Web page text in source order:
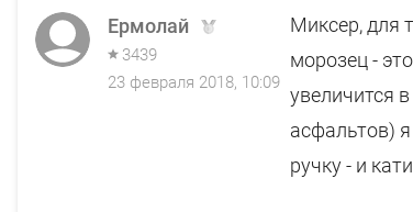
Ермолай
3439
23 февраля 2018, 10:09
Миксер, для
морозец -
увеличится
асфальтов)
ручку - и